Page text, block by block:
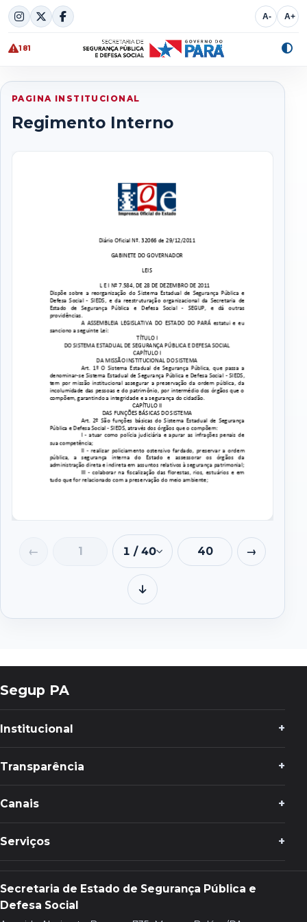
Skip
to
content
A- A+
181
PAGINA INSTITUCIONAL
Regimento Interno
1 / 40
Baixar
Segup PA
Institucional
Transparência
Canais
Serviços
Secretaria de Estado de Segurança Pública e
Defesa Social